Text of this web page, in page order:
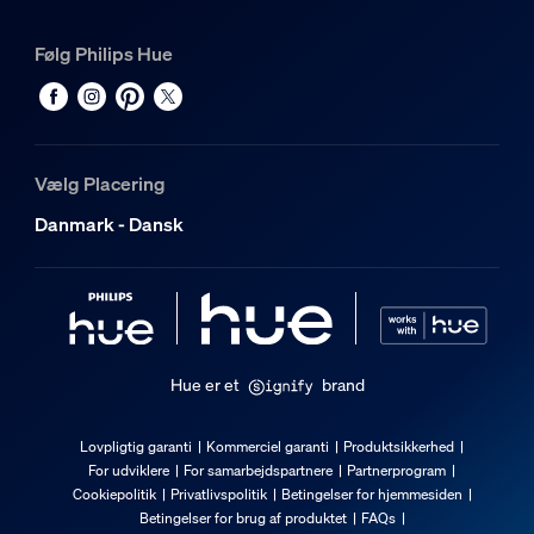
Integreret LED
Ja
Perfekt til at skabe stemning
Ja
Kan opgraderes med Philips Hue Bridge
Ja
Lysegenskaber
Farvetemperatur
Diverse
Følg Philips Hue
Vælg Placering
Danmark - Dansk
Hue er et brand
Lovpligtig garanti Kommerciel garanti
Produktsikkerhed
For udviklere
For samarbejdspartnere
Partnerprogram
Cookiepolitik
Privatlivspolitik
Betingelser for hjemmesiden
Betingelser for brug af produktet
FAQs